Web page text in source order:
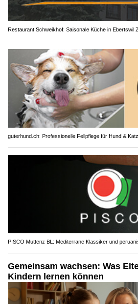
Restaurant Schweikhof: Saisonale Küche in Ebertswil
guterhund.ch: Professionelle Fellpflege für Hund &
PISCO Muttenz BL: Mediterrane Klassiker und
Gemeinsam wachsen: Was
Kindern lernen können